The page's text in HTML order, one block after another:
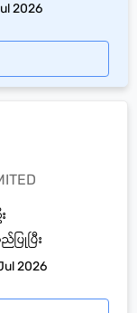
2026
ြုပြီး
2026